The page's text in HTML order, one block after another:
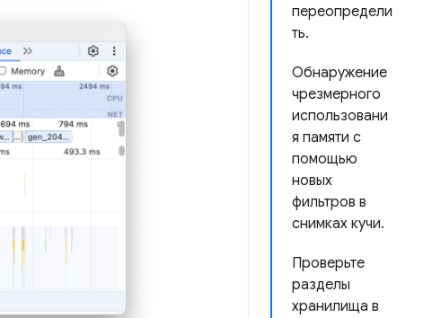
переопредели
ть.
Обнаружение
чрезмерного
использовани
я памяти с
помощью
новых
фильтров в
снимках кучи.
Проверьте
разделы
хранилища в